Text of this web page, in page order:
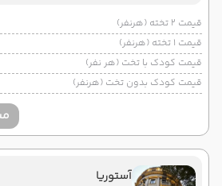
قیمت 2 تخته (هرنفر)
قیمت 1 تخته (هرنفر)
قیمت کودک با تخت (هر نفر)
قیمت کودک بدون تخت (هرنفر)
آستوریا